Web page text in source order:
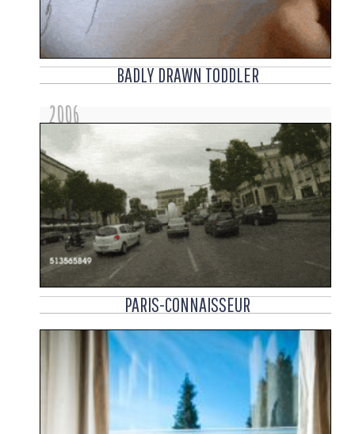
BADLY DRAWN TODDLER
2006
PARIS-CONNAISSEUR